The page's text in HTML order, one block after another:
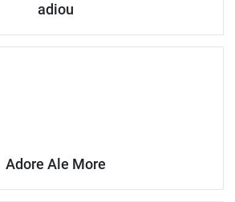
adiou
Adore Ale More